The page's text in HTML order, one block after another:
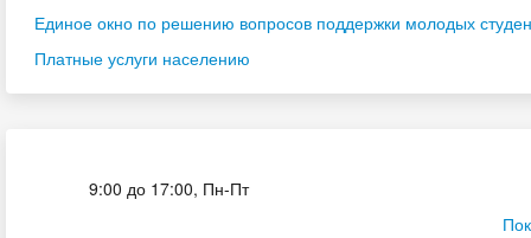
Единое окно по решению вопросов поддержки молодых
Платные услуги населению
9:00 до 17:00, Пн-Пт